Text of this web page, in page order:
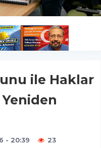
ile Haklar
- 20:39 23